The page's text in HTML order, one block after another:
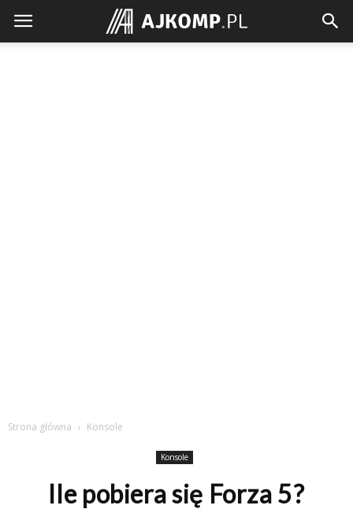
Ajkomp.pl
Strona główna Konsole
Konsole
Ile pobiera się Forza 5?